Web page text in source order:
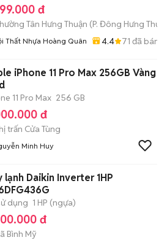
đ
Tân Hưng Thuận (P. Đông Hưng
Thất Nhựa Hoàng Quân 4.4 71 đã bán
iPhone 11 Pro Max 256GB Vàng
11 Pro Max 256 GB
đ
trấn Cửa Tùng
Minh Huy
lạnh Daikin Inverter 1HP
dụng 1 HP (ngựa)
đ
Bình Mỹ